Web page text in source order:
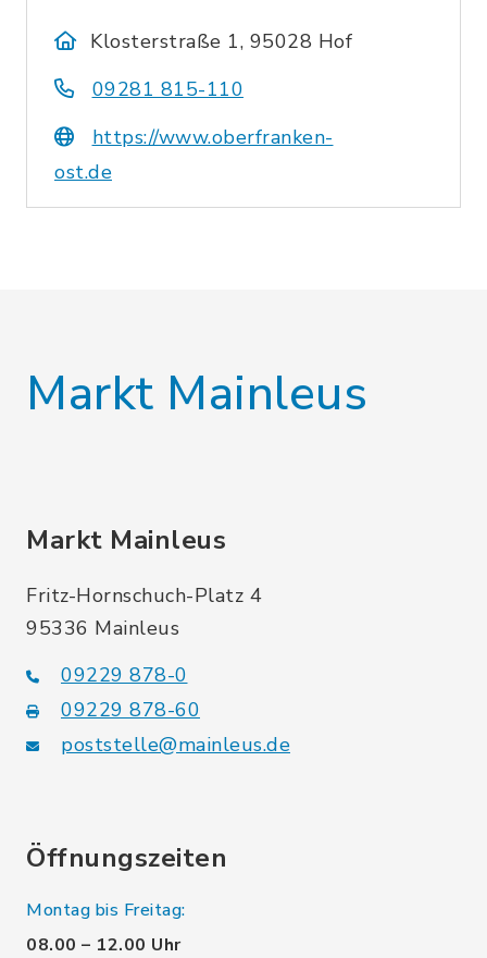
Klosterstraße 1, 95028 Hof
09281 815-110
https://www.oberfranken-
ost.de
Markt Mainleus
Markt Mainleus
Fritz-Hornschuch-Platz 4
95336 Mainleus
09229 878-0
09229 878-60
poststelle@mainleus.de
Öffnungszeiten
Montag bis Freitag:
08.00 – 12.00 Uhr